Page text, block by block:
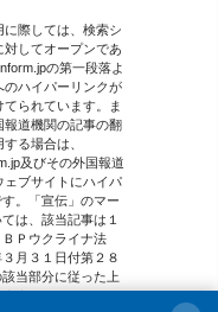
に際しては、検索シ
対してオープンであ
の第一段落よ
のハイパーリンクが
てられています。ま
報道機関の記事の翻
る場合は、
及びその外国報道
ェブサイトにハイパ
。「宣伝」のマー
は、該当記事は１
Ｐウクライナ法
月３１日付第２８
当部分に従った上
す。